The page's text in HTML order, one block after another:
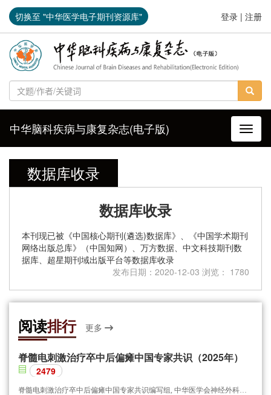
切换至 "中华医学电子期刊资源库" 登录 | 注册
导航
中华脑科疾病与康复杂志(电子版)
数据库收录
数据库收录
本刊现已被《中国核心期刊(遴选)数据库》、《中国学术期刊
网络出版总库》（中国知网）、万方数据、中文科技期刊数
据库、超星期刊域出版平台等数据库收录
发布日期：2020-12-03 浏览： 1780
阅读排行 更多
脊髓电刺激治疗卒中后偏瘫中国专家共识（2025年）
2479
脊髓电刺激治疗卒中后偏瘫中国专家共识编写组, 中华医学会神经外科学分会功能神经外科学组, 中国研究型医院学会神经外科学专业委员会, 世界华人神经外科协会功能神经外科专业委员会, 北京医学会神经外科学分会功能神经外科专业组, 北京医学会神经外科学分会周围神经外科专业组